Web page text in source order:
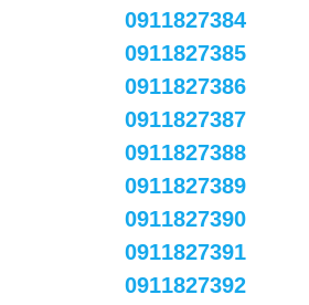
0911827384
0911827385
0911827386
0911827387
0911827388
0911827389
0911827390
0911827391
0911827392